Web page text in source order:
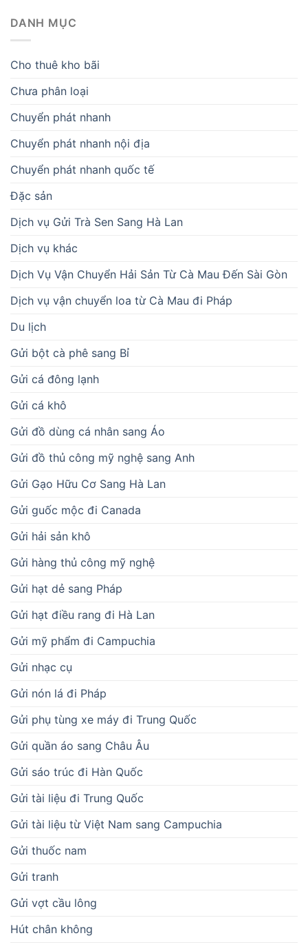
DANH MỤC
Cho thuê kho bãi
Chưa phân loại
Chuyển phát nhanh
Chuyển phát nhanh nội địa
Chuyển phát nhanh quốc tế
Đặc sản
Dịch vụ Gửi Trà Sen Sang Hà Lan
Dịch vụ khác
Dịch Vụ Vận Chuyển Hải Sản Từ Cà Mau Đến Sài Gòn
Dịch vụ vận chuyển loa từ Cà Mau đi Pháp
Du lịch
Gửi bột cà phê sang Bỉ
Gửi cá đông lạnh
Gửi cá khô
Gửi đồ dùng cá nhân sang Áo
Gửi đồ thủ công mỹ nghệ sang Anh
Gửi Gạo Hữu Cơ Sang Hà Lan
Gửi guốc mộc đi Canada
Gửi hải sản khô
Gửi hàng thủ công mỹ nghệ
Gửi hạt dẻ sang Pháp
Gửi hạt điều rang đi Hà Lan
Gửi mỹ phẩm đi Campuchia
Gửi nhạc cụ
Gửi nón lá đi Pháp
Gửi phụ tùng xe máy đi Trung Quốc
Gửi quần áo sang Châu Âu
Gửi sáo trúc đi Hàn Quốc
Gửi tài liệu đi Trung Quốc
Gửi tài liệu từ Việt Nam sang Campuchia
Gửi thuốc nam
Gửi tranh
Gửi vợt cầu lông
Hút chân không